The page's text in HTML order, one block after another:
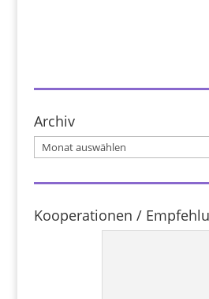
Archiv
Archiv
Kooperationen /